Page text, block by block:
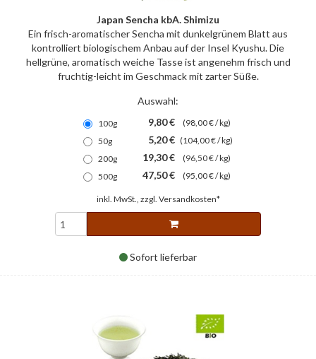
Japan Sencha kbA. Shimizu
Ein frisch-aromatischer Sencha mit dunkelgrünem Blatt aus
kontrolliert biologischem Anbau auf der Insel Kyushu. Die
hellgrüne, aromatisch weiche Tasse ist angenehm frisch und
fruchtig-leicht im Geschmack mit zarter Süße.
Auswahl:
100g 9,80 €
(98,00 € / kg)
50g
5,20 € (104,00 € / kg)
200g
19,30 €
(96,50 € / kg)
500g
47,50 € (95,00 € / kg)
inkl. MwSt., zzgl. Versandkosten*
Sofort lieferbar